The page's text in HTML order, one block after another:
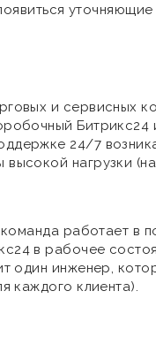
и сервисных
Битрикс24
24/7
нагрузки
работает в
в рабочее
один инженер,
каждого клиента).